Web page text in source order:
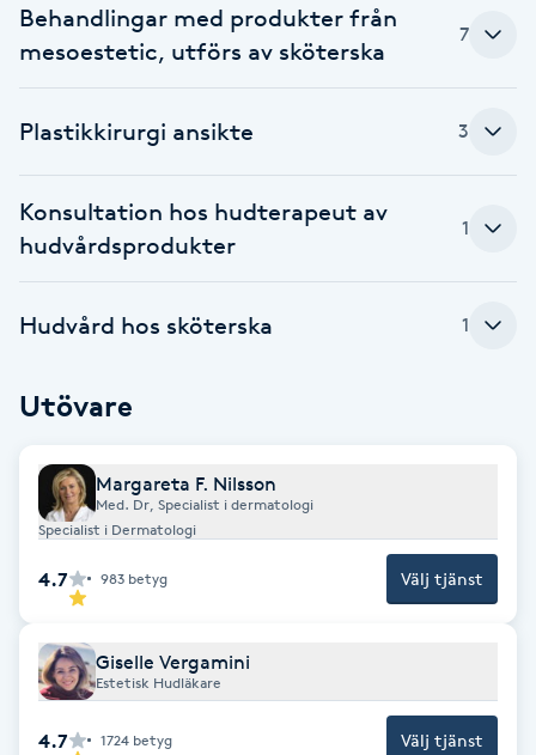
Enzympeeling
Extensions borttagning
Eyeliner-tatuering
F
Fettreducering
Fibromassage
Fillers
Behandlingar med produkter från
mesoestetic, utförs av sköterska
7
Plastikkirurgi ansikte 3
Konsultation hos hudterapeut av
hudvårdsprodukter
1
Hudvård hos sköterska 1
Utövare
Margareta F. Nilsson
Med. Dr, Specialist i dermatologi
Specialist i Dermatologi
4.7 983 betyg Välj tjänst
Giselle Vergamini
Estetisk Hudläkare
4.7 1724 betyg Välj tjänst